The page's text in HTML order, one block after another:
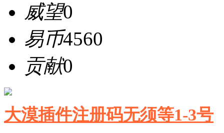
威望0
易币4560
贡献0
大漠插件注册码无须等1-3号